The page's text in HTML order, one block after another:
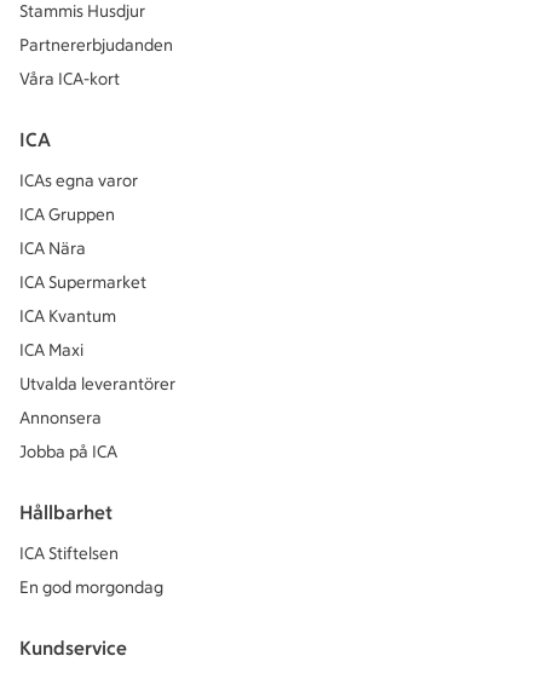
Stammis Husdjur
Partnererbjudanden
Våra ICA-kort
ICA
ICAs egna varor
ICA Gruppen
ICA Nära
ICA Supermarket
ICA Kvantum
ICA Maxi
Utvalda leverantörer
Annonsera
Jobba på ICA
Hållbarhet
ICA Stiftelsen
En god morgondag
Kundservice